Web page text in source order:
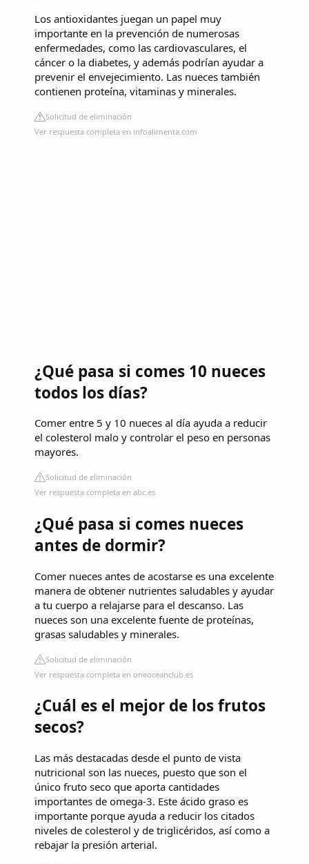
Los antioxidantes juegan un papel muy
importante en la prevención de numerosas
enfermedades, como las cardiovasculares, el
cáncer o la diabetes, y además podrían ayudar a
prevenir el envejecimiento. Las nueces también
contienen proteína, vitaminas y minerales.
Solicitud de eliminación
Ver respuesta completa en infoalimenta.com
¿Qué pasa si comes 10 nueces
todos los días?
Comer entre 5 y 10 nueces al día ayuda a reducir
el colesterol malo y controlar el peso en personas
mayores.
Solicitud de eliminación
Ver respuesta completa en abc.es
¿Qué pasa si comes nueces
antes de dormir?
Comer nueces antes de acostarse es una excelente
manera de obtener nutrientes saludables y ayudar
a tu cuerpo a relajarse para el descanso. Las
nueces son una excelente fuente de proteínas,
grasas saludables y minerales.
Solicitud de eliminación
Ver respuesta completa en oneoceanclub.es
¿Cuál es el mejor de los frutos
secos?
Las más destacadas desde el punto de vista
nutricional son las nueces, puesto que son el
único fruto seco que aporta cantidades
importantes de omega-3. Este ácido graso es
importante porque ayuda a reducir los citados
niveles de colesterol y de triglicéridos, así como a
rebajar la presión arterial.